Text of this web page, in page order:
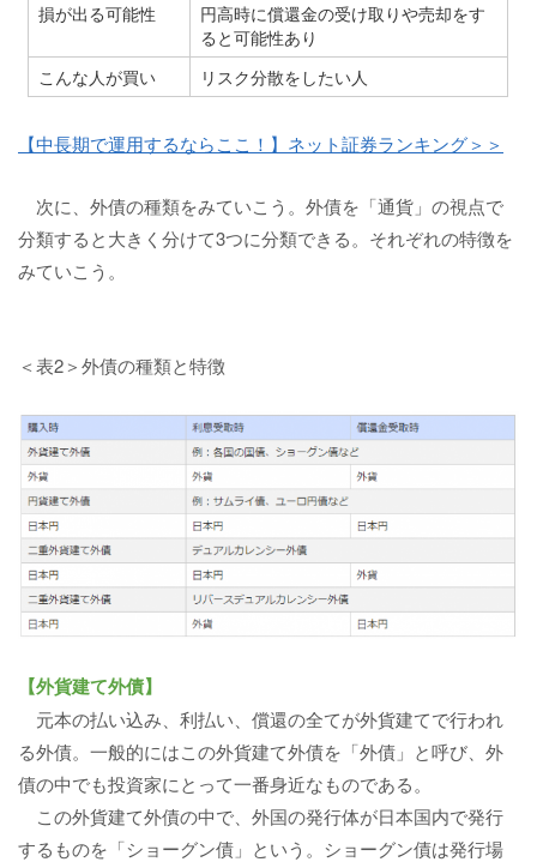
損が出る可能性
円高時に償還金の受け取りや売却をす
ると可能性あり
こんな人が買い
リスク分散をしたい人
【中長期で運用するならここ！】ネット証券ランキング＞＞
次に、外債の種類をみていこう。外債を「通貨」の視点で
分類すると大きく分けて3つに分類できる。それぞれの特徴を
みていこう。
＜表2＞外債の種類と特徴
【外貨建て外債】
元本の払い込み、利払い、償還の全てが外貨建てで行われ
る外債。一般的にはこの外貨建て外債を「外債」と呼び、外
債の中でも投資家にとって一番身近なものである。
この外貨建て外債の中で、外国の発行体が日本国内で発行
するものを「ショーグン債」という。ショーグン債は発行場